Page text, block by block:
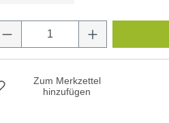
Produkt Anzahl: Gib
Zum Merkzettel
hinzufügen